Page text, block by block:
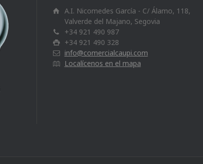
A.I. Nicomedes García - C/ Álamo, 118,
Valverde del Majano, Segovia
+34 921 490 987
+34 921 490 328
info@comercialcaupi.com
Localícenos en el mapa